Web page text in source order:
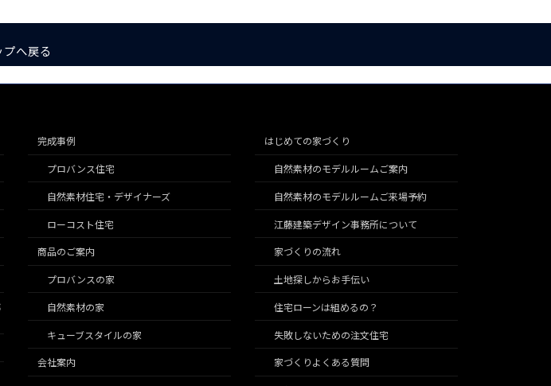
プへ戻る
完成事例
プロバンス住宅
自然素材住宅・デザイナーズ
ローコスト住宅
商品のご案内
プロバンスの家
自然素材の家
キューブスタイルの家
会社案内
はじめての家づくり
自然素材のモデルルームご案内
自然素材のモデルルームご来場予約
江藤建築デザイン事務所について
家づくりの流れ
土地探しからお手伝い
住宅ローンは組めるの？
失敗しないための注文住宅
家づくりよくある質問